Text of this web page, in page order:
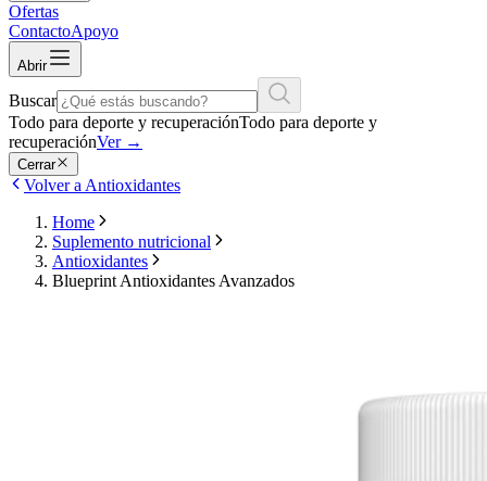
Ofertas
ContactoApoyo
Abrir
Buscar
Todo para deporte y recuperaciónTodo para deporte y
recuperaciónVer →
Cerrar
Volver a Antioxidantes
Home
Suplemento nutricional
Antioxidantes
Blueprint Antioxidantes Avanzados